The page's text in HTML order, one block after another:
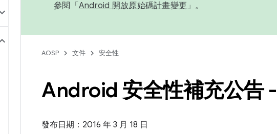
參閱「 Android 開放原始碼計畫變更 」。
AOSP 文件 安全性
Android 安全性補充公告
發布日期：2016 年 3 月 18 日